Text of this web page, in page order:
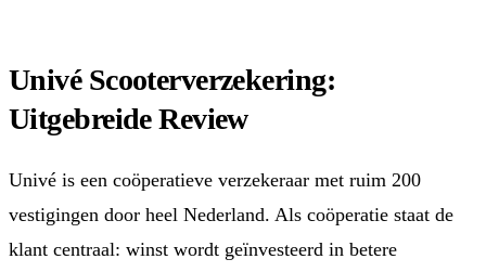
Univé Scooterverzekering:
Uitgebreide Review
Univé is een coöperatieve verzekeraar met ruim 200
vestigingen door heel Nederland. Als coöperatie staat de
klant centraal: winst wordt geïnvesteerd in betere